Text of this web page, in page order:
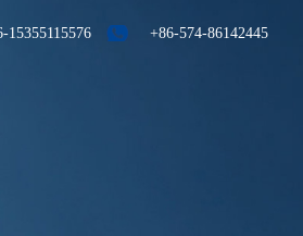
15355115576 +86-574-86142445